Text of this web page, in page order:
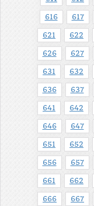
616 617
621 622
626 627
631 632
636 637
641 642
646 647
651 652
656 657
661 662
666 667